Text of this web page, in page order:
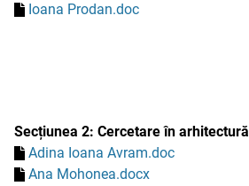
Ioana Prodan.doc
Secțiunea 2: Cercetare în
Adina Ioana Avram.doc
Ana Mohonea.docx